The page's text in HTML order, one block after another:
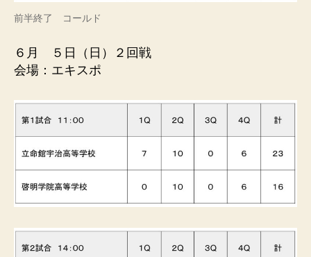
前半終了 コールド
６月 ５日（日）２回戦
会場：エキスポ